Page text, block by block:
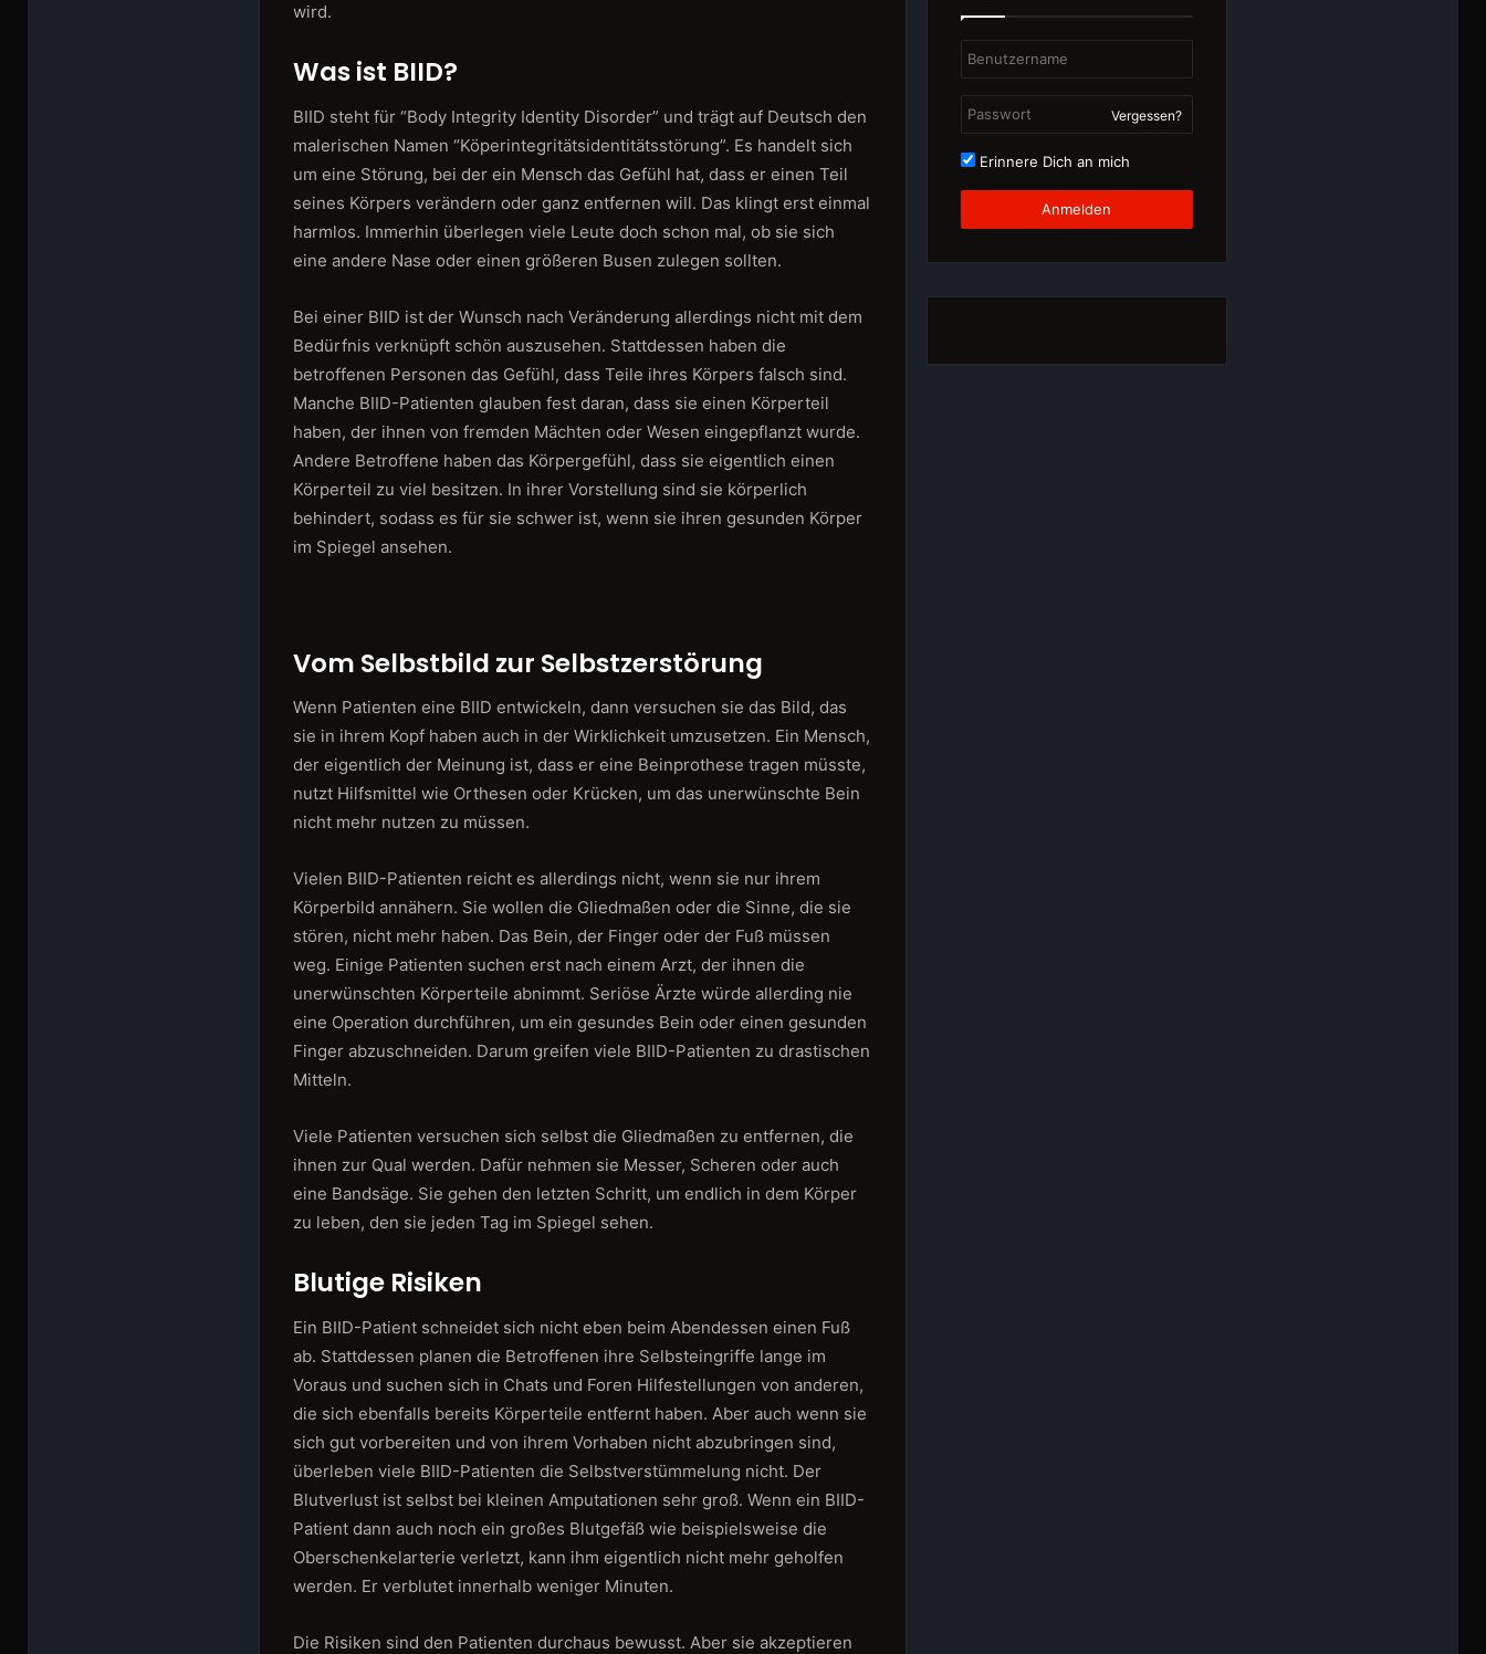
wird.
Was ist BIID?
BIID steht für “Body Integrity Identity Disorder” und trägt auf Deutsch den
malerischen Namen “Köperintegritätsidentitätsstörung”. Es handelt sich
um eine Störung, bei der ein Mensch das Gefühl hat, dass er einen Teil
seines Körpers verändern oder ganz entfernen will. Das klingt erst einmal
harmlos. Immerhin überlegen viele Leute doch schon mal, ob sie sich
eine andere Nase oder einen größeren Busen zulegen sollten.
Bei einer BIID ist der Wunsch nach Veränderung allerdings nicht mit dem
Bedürfnis verknüpft schön auszusehen. Stattdessen haben die
betroffenen Personen das Gefühl, dass Teile ihres Körpers falsch sind.
Manche BIID-Patienten glauben fest daran, dass sie einen Körperteil
haben, der ihnen von fremden Mächten oder Wesen eingepflanzt wurde.
Andere Betroffene haben das Körpergefühl, dass sie eigentlich einen
Körperteil zu viel besitzen. In ihrer Vorstellung sind sie körperlich
behindert, sodass es für sie schwer ist, wenn sie ihren gesunden Körper
im Spiegel ansehen.
Vom Selbstbild zur Selbstzerstörung
Wenn Patienten eine BIID entwickeln, dann versuchen sie das Bild, das
sie in ihrem Kopf haben auch in der Wirklichkeit umzusetzen. Ein Mensch,
der eigentlich der Meinung ist, dass er eine Beinprothese tragen müsste,
nutzt Hilfsmittel wie Orthesen oder Krücken, um das unerwünschte Bein
nicht mehr nutzen zu müssen.
Vielen BIID-Patienten reicht es allerdings nicht, wenn sie nur ihrem
Körperbild annähern. Sie wollen die Gliedmaßen oder die Sinne, die sie
stören, nicht mehr haben. Das Bein, der Finger oder der Fuß müssen
weg. Einige Patienten suchen erst nach einem Arzt, der ihnen die
unerwünschten Körperteile abnimmt. Seriöse Ärzte würde allerding nie
eine Operation durchführen, um ein gesundes Bein oder einen gesunden
Finger abzuschneiden. Darum greifen viele BIID-Patienten zu drastischen
Mitteln.
Viele Patienten versuchen sich selbst die Gliedmaßen zu entfernen, die
ihnen zur Qual werden. Dafür nehmen sie Messer, Scheren oder auch
eine Bandsäge. Sie gehen den letzten Schritt, um endlich in dem Körper
zu leben, den sie jeden Tag im Spiegel sehen.
Blutige Risiken
Ein BIID-Patient schneidet sich nicht eben beim Abendessen einen Fuß
ab. Stattdessen planen die Betroffenen ihre Selbsteingriffe lange im
Voraus und suchen sich in Chats und Foren Hilfestellungen von anderen,
die sich ebenfalls bereits Körperteile entfernt haben. Aber auch wenn sie
sich gut vorbereiten und von ihrem Vorhaben nicht abzubringen sind,
überleben viele BIID-Patienten die Selbstverstümmelung nicht. Der
Blutverlust ist selbst bei kleinen Amputationen sehr groß. Wenn ein BIID-
Patient dann auch noch ein großes Blutgefäß wie beispielsweise die
Oberschenkelarterie verletzt, kann ihm eigentlich nicht mehr geholfen
werden. Er verblutet innerhalb weniger Minuten.
Die Risiken sind den Patienten durchaus bewusst. Aber sie akzeptieren
Vergessen?
Erinnere Dich an mich
Anmelden